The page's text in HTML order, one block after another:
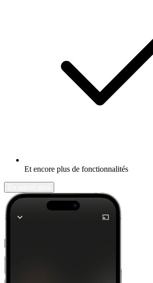
Et encore plus de fonctionnalités